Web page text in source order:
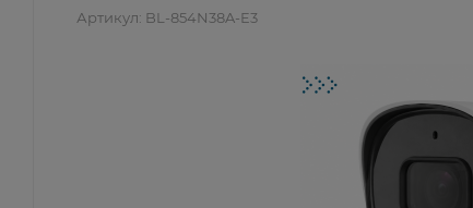
Артикул: BL-854N38A-E3